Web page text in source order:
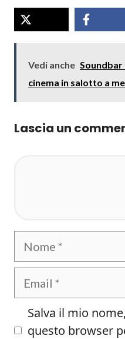
Vedi anche Soundbar
cinema in salotto a
Lascia un
Salva il mio
questo browser